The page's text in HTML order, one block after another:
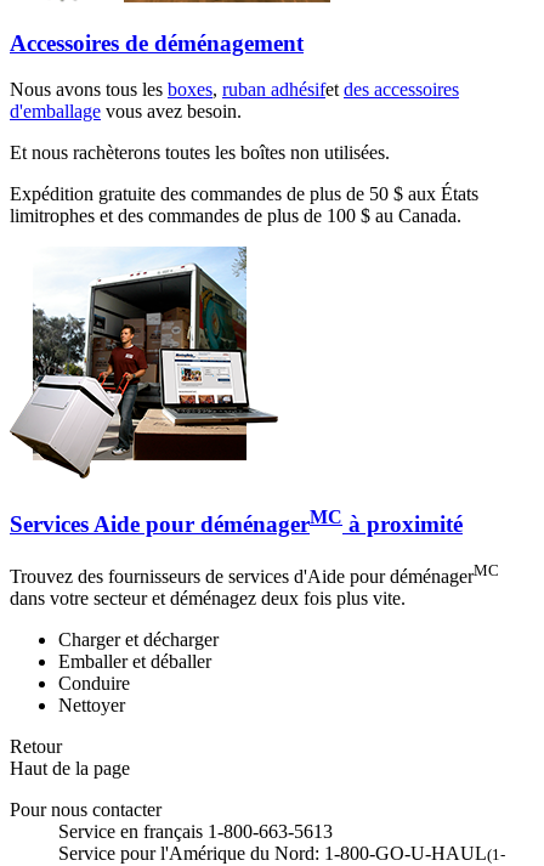
Accessoires de déménagement
Nous avons tous les boxes, ruban adhésifetdes accessoires
d'emballage vous avez besoin.
Et nous rachèterons toutes les boîtes non utilisées.
Expédition gratuite des commandes de plus de 50 $ aux États
limitrophes et des commandes de plus de 100 $ au Canada.
Services Aide pour déménagerMC à proximité
Trouvez des fournisseurs de services d'Aide pour déménagerMC
dans votre secteur et déménagez deux fois plus vite.
Charger et décharger
Emballer et déballer
Conduire
Nettoyer
Retour
Haut de la page
Pour nous contacter
Service en français 1-800-663-5613
Service pour l'Amérique du Nord: 1-800-GO-U-HAUL(1-